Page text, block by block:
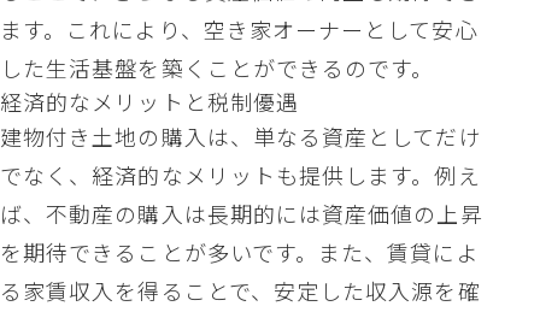
ます。これにより、空き家オーナーとして安心
した生活基盤を築くことができるのです。
経済的なメリットと税制優遇
建物付き土地の購入は、単なる資産としてだけ
でなく、経済的なメリットも提供します。例え
ば、不動産の購入は長期的には資産価値の上昇
を期待できることが多いです。また、賃貸によ
る家賃収入を得ることで、安定した収入源を確